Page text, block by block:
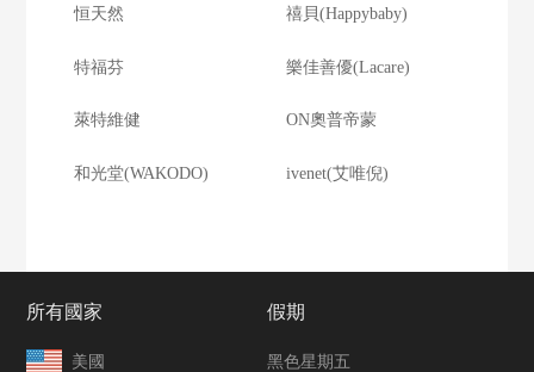
恒天然 禧貝(Happybaby)
特福芬 樂佳善優(Lacare)
萊特維健 ON奧普帝蒙
和光堂(WAKODO) ivenet(艾唯倪)
所有國家
美國
假期
黑色星期五